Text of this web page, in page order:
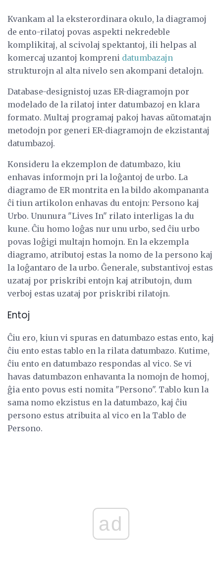
Kvankam al la eksterordinara okulo, la diagramoj
de ento-rilatoj povas aspekti nekredeble
komplikitaj, al scivolaj spektantoj, ili helpas al
komercaj uzantoj kompreni datumbazajn
strukturojn al alta nivelo sen akompani detalojn.
Database-designistoj uzas ER-diagramojn por
modelado de la rilatoj inter datumbazoj en klara
formato. Multaj programaj pakoj havas aŭtomatajn
metodojn por generi ER-diagramojn de ekzistantaj
datumbazoj.
Konsideru la ekzemplon de datumbazo, kiu
enhavas informojn pri la loĝantoj de urbo. La
diagramo de ER montrita en la bildo akompananta
ĉi tiun artikolon enhavas du entojn: Persono kaj
Urbo. Ununura "Lives In" rilato interligas la du
kune. Ĉiu homo loĝas nur unu urbo, sed ĉiu urbo
povas loĝigi multajn homojn. En la ekzempla
diagramo, atributoj estas la nomo de la persono kaj
la loĝantaro de la urbo. Ĝenerale, substantivoj estas
uzataj por priskribi entojn kaj atributojn, dum
verboj estas uzataj por priskribi rilatojn.
Entoj
Ĉiu ero, kiun vi spuras en datumbazo estas ento, kaj
ĉiu ento estas tablo en la rilata datumbazo. Kutime,
ĉiu ento en datumbazo respondas al vico. Se vi
havas datumbazon enhavanta la nomojn de homoj,
ĝia ento povus esti nomita "Persono". Tablo kun la
sama nomo ekzistus en la datumbazo, kaj ĉiu
persono estus atribuita al vico en la Tablo de
Persono.
ad